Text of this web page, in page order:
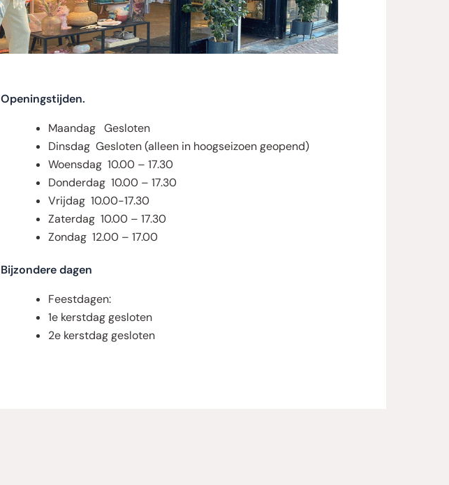
Openingstijden.
Maandag Gesloten
Dinsdag Gesloten (alleen in hoogseizoen geopend)
Woensdag 10.00 – 17.30
Donderdag 10.00 – 17.30
Vrijdag 10.00-17.30
Zaterdag 10.00 – 17.30
Zondag 12.00 – 17.00
Bijzondere dagen
Feestdagen:
1e kerstdag gesloten
2e kerstdag gesloten